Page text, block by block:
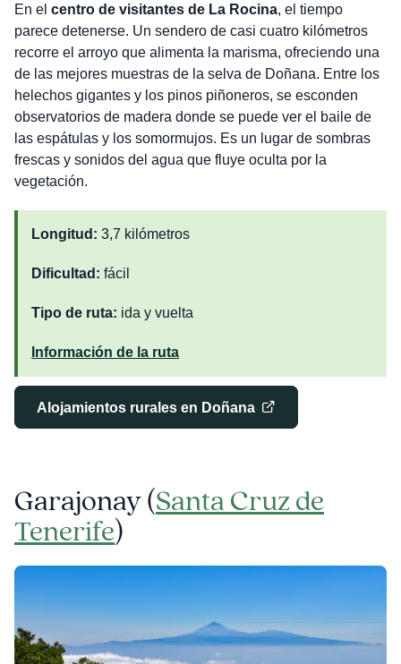
En el centro de visitantes de La Rocina, el tiempo
parece detenerse. Un sendero de casi cuatro kilómetros
recorre el arroyo que alimenta la marisma, ofreciendo una
de las mejores muestras de la selva de Doñana. Entre los
helechos gigantes y los pinos piñoneros, se esconden
observatorios de madera donde se puede ver el baile de
las espátulas y los somormujos. Es un lugar de sombras
frescas y sonidos del agua que fluye oculta por la
vegetación.
Longitud: 3,7 kilómetros
Dificultad: fácil
Tipo de ruta: ida y vuelta
Información de la ruta
Alojamientos rurales en Doñana
Garajonay (Santa Cruz de
Tenerife)